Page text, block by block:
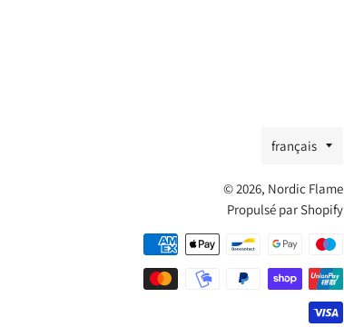
Langue
français
© 2026, Nordic Flame
Propulsé par Shopify